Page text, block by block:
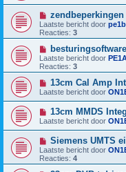
zendbeperkingen
Laatste bericht door
Reacties: 3
Laatste bericht door
Reacties: 3
13cm Cal Amp
Laatste bericht door
13cm MMDS
Laatste bericht door
Siemens UMTS
Laatste bericht door
Reacties: 4